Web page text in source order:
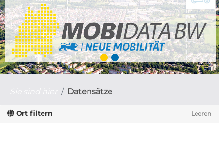
Datensätze
Ort filtern Leeren